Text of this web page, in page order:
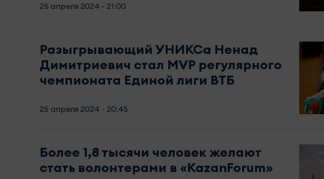
25 апреля 2024 - 21:00
Разыгрывающий УНИКСа Ненад
Димитриевич стал MVP регулярного
чемпионата Единой лиги ВТБ
25 апреля 2024 - 20:45
Более 1,8 тысячи человек желают
стать волонтерами в «KazanForum»